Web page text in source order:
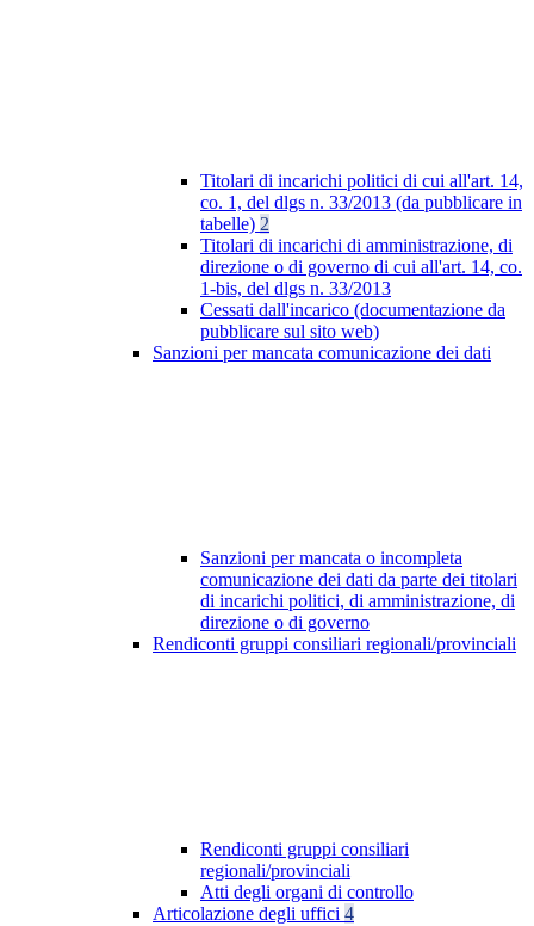
Titolari di incarichi politici di cui all'art. 14,
co. 1, del dlgs n. 33/2013 (da pubblicare in
tabelle) 2
Titolari di incarichi di amministrazione, di
direzione o di governo di cui all'art. 14, co.
1-bis, del dlgs n. 33/2013
Cessati dall'incarico (documentazione da
pubblicare sul sito web)
Sanzioni per mancata comunicazione dei dati
Sanzioni per mancata o incompleta
comunicazione dei dati da parte dei titolari
di incarichi politici, di amministrazione, di
direzione o di governo
Rendiconti gruppi consiliari regionali/provinciali
Rendiconti gruppi consiliari
regionali/provinciali
Atti degli organi di controllo
Articolazione degli uffici 4